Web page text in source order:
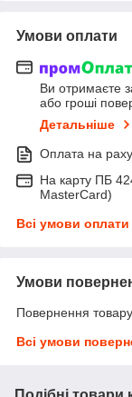
Умови оплати
Ви отримаєте
або гроші
Детальніше
Оплата на
На карту ПБ
MasterCard)
Всі умови оплати
Умови
Повернення
Всі умови